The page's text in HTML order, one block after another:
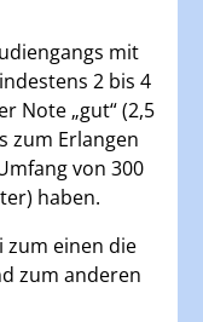
mit
2 bis 4
Note „gut“ (2,5
zum Erlangen
von 300
haben.
zum einen die
zum anderen